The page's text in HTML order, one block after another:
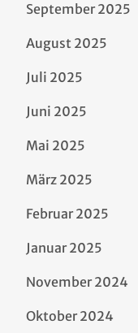
September 2025
August 2025
Juli 2025
Juni 2025
Mai 2025
März 2025
Februar 2025
Januar 2025
November 2024
Oktober 2024